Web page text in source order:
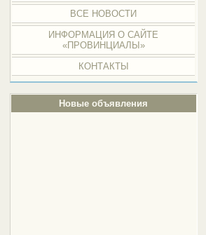
ВСЕ НОВОСТИ
ИНФОРМАЦИЯ О САЙТЕ
«ПРОВИНЦИАЛЫ»
КОНТАКТЫ
Новые объявления